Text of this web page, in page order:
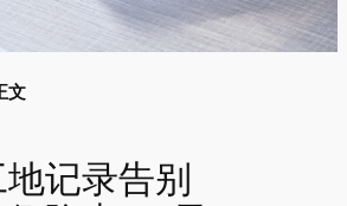
文
记录告别